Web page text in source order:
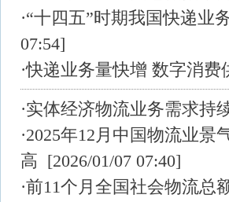
·“十四五”时期我国快递业
07:54]
·快递业务量快增 数字消费
·实体经济物流业务需求持
·2025年12月中国物流业景
高 [2026/01/07 07:40]
·前11个月全国社会物流总